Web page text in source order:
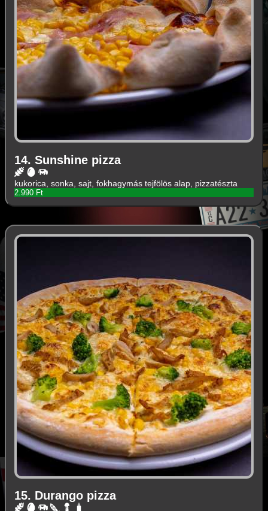
14. Sunshine pizza
kukorica, sonka, sajt, fokhagymás tejfölös alap, pizzatészta
2.990 Ft
15. Durango pizza